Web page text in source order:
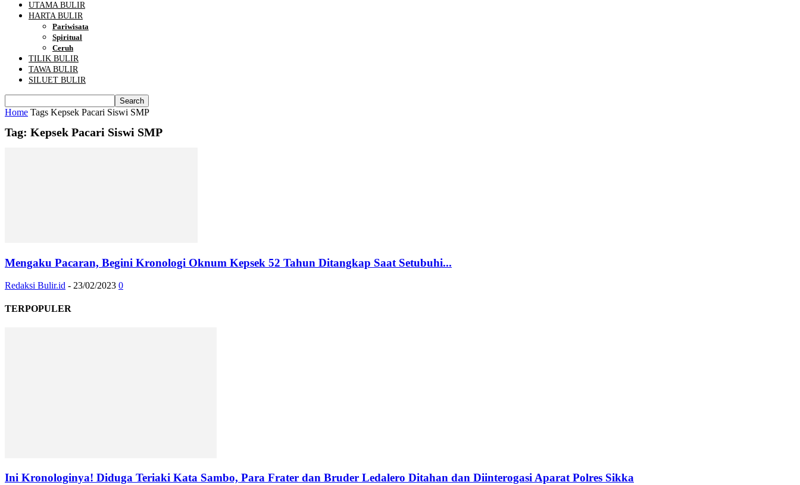
UTAMA BULIR
HARTA BULIR
Pariwisata
Spiritual
Ceruh
TILIK BULIR
TAWA BULIR
SILUET BULIR
Home Tags Kepsek Pacari Siswi SMP
Tag: Kepsek Pacari Siswi SMP
Mengaku Pacaran, Begini Kronologi Oknum Kepsek 52 Tahun Ditangkap Saat Setubuhi...
Redaksi Bulir.id - 23/02/2023 0
TERPOPULER
Ini Kronologinya! Diduga Teriaki Kata Sambo, Para Frater dan Bruder Ledalero Ditahan dan Diinterogasi Aparat Polres Sikka